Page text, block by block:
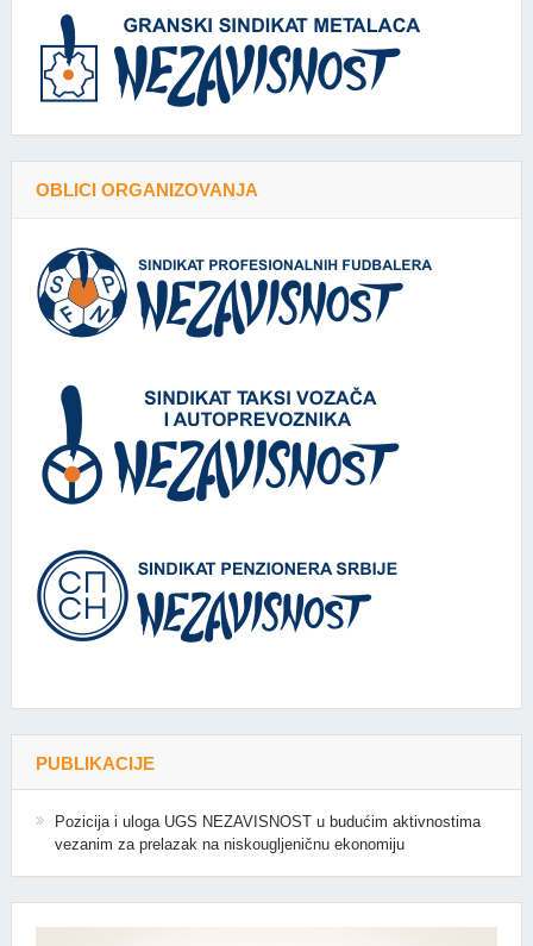
OBLICI ORGANIZOVANJA
PUBLIKACIJE
Pozicija i uloga UGS NEZAVISNOST u budućim aktivnostima
vezanim za prelazak na niskougljeničnu ekonomiju